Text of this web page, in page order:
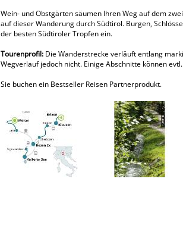
Wein- und Obstgärten säumen Ihren Weg auf dem
auf dieser Wanderung durch Südtirol. Burgen,
der besten Südtiroler Tropfen ein.
Tourenprofil: Die Wanderstrecke verläuft entlang
Wegverlauf jedoch nicht. Einige Abschnitte können
Sie buchen ein Bestseller Reisen Partnerprodukt.